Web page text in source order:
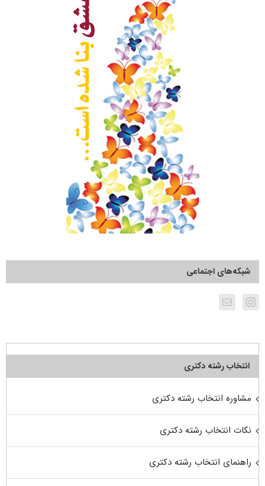
شبکه‌های اجتماعی
انتخاب رشته دکتری
مشاوره انتخاب رشته دکتری
نکات انتخاب رشته دکتری
راهنمای انتخاب رشته دکتری